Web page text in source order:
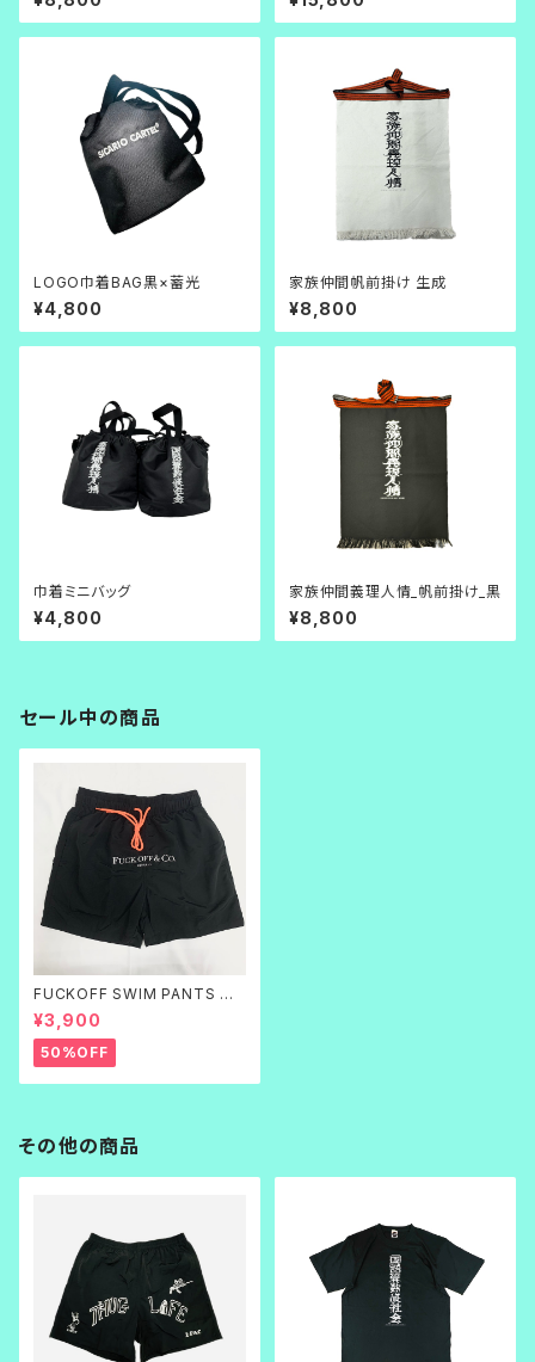
LOGO巾着BAG黒×蓄光
¥4,800
家族仲間帆前掛け 生成
¥8,800
巾着ミニバッグ
¥4,800
家族仲間義理人情_帆前掛け_黒
¥8,800
セール中の商品
FUCKOFF SWIM PANTS 黒
刺繍
¥3,900
50%OFF
その他の商品